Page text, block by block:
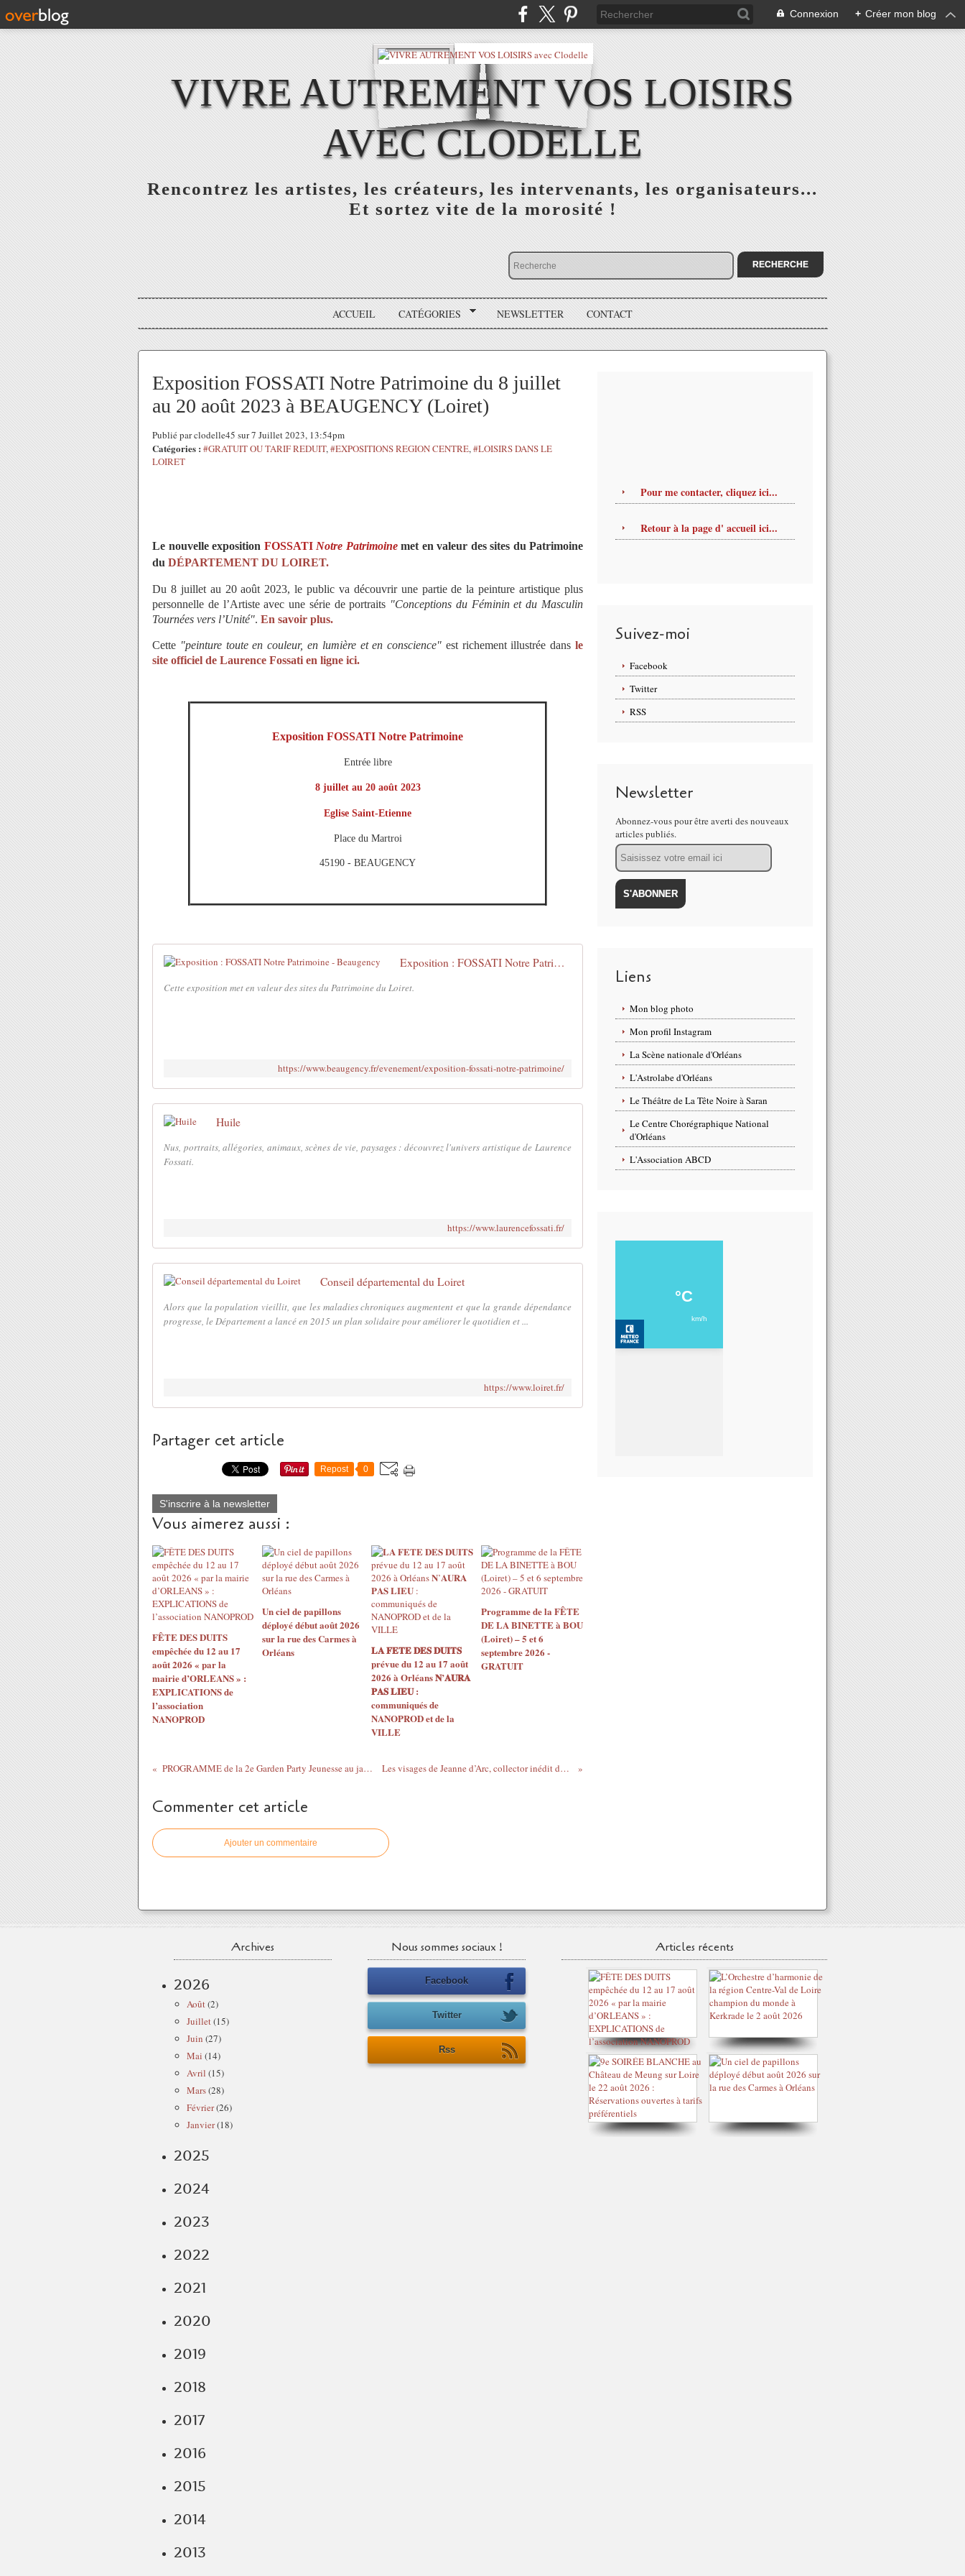
Connexion + Créer mon blog
VIVRE AUTREMENT VOS LOISIRS
AVEC CLODELLE
Rencontrez les artistes, les créateurs, les intervenants, les organisateurs...
Et sortez vite de la morosité !
ACCUEIL CATÉGORIES NEWSLETTER CONTACT
Exposition FOSSATI Notre Patrimoine du 8 juillet
au 20 août 2023 à BEAUGENCY (Loiret)
Publié par clodelle45 sur 7 Juillet 2023, 13:54pm
Catégories : #GRATUIT OU TARIF REDUIT,#EXPOSITIONS REGION CENTRE,#LOISIRS DANS LE
LOIRET
Le nouvelle exposition FOSSATI Notre Patrimoinemet en valeur des sites du Patrimoine
du DÉPARTEMENT DU LOIRET.
Du 8 juillet au 20 août 2023, le public va découvrir une partie de la peinture artistique plus
personnelle de l’Artiste avec une série de portraits "Conceptions du Féminin et du Masculin
Tournées vers l’Unité". En savoir plus.
Cette "peinture toute en couleur, en lumière et en conscience" est richement illustrée dans le
site officiel de Laurence Fossati en ligne ici.
Exposition FOSSATI Notre Patrimoine
Entrée libre
8 juillet au 20 août 2023
Eglise Saint-Etienne
Place du Martroi
45190 - BEAUGENCY
Exposition : FOSSATI Notre Patrimoine - Beaugency
Cette exposition met en valeur des sites du Patrimoine du Loiret.
https://www.beaugency.fr/evenement/exposition-fossati-notre-patrimoine/
Huile
Nus, portraits, allégories, animaux, scènes de vie, paysages : découvrez l'univers artistique de Laurence
Fossati.
https://www.laurencefossati.fr/
Conseil départemental du Loiret
Alors que la population vieillit, que les maladies chroniques augmentent et que la grande dépendance
progresse, le Département a lancé en 2015 un plan solidaire pour améliorer le quotidien et ...
https://www.loiret.fr/
Partager cet article
Repost 0
S'inscrire à la newsletter
Vous aimerez aussi :
FÊTE DES DUITS
empêchée du 12 au 17
août 2026 « par la
mairie d’ORLEANS » :
EXPLICATIONS de
l’association
NANOPROD
Un ciel de papillons
déployé début août 2026
sur la rue des Carmes à
Orléans
𝐋𝐀 𝐅𝐄𝐓𝐄 𝐃𝐄𝐒 𝐃𝐔𝐈𝐓𝐒
prévue du 12 au 17 août
2026 à Orléans 𝐍’𝐀𝐔𝐑𝐀
𝐏𝐀𝐒 𝐋𝐈𝐄𝐔 :
communiqués de
NANOPROD et de la
VILLE
Programme de la FÊTE
DE LA BINETTE à BOU
(Loiret) – 5 et 6
septembre 2026 -
GRATUIT
PROGRAMME de la 2e Garden Party Jeunesse au jardin de l'Évêché d’Orléans - 8 juillet 2023 - GRATUIT Les visages de Jeanne d’Arc, collector inédit de 8 timbres, mis en vente ce 10 juillet par La Poste
Commenter cet article
Ajouter un commentaire
Pour me contacter, cliquez ici...
Retour à la page d' accueil ici...
Suivez-moi
Facebook
Twitter
RSS
Newsletter
Abonnez-vous pour être averti des nouveaux
articles publiés.
Email
Liens
Mon blog photo
Mon profil Instagram
La Scène nationale d'Orléans
L'Astrolabe d'Orléans
Le Théâtre de La Tête Noire à Saran
Le Centre Chorégraphique National
d'Orléans
L'Association ABCD
Archives
2026
Août(2)
Juillet(15)
Juin (27)
Mai (14)
Avril (15)
Mars(28)
Février(26)
Janvier(18)
2025
2024
2023
2022
2021
2020
2019
2018
2017
2016
2015
2014
2013
Nous sommes sociaux !
Facebook
Twitter
Rss
Articles récents